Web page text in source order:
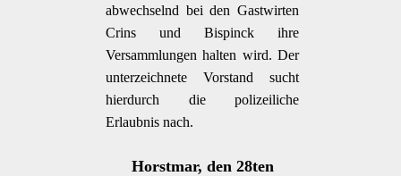
abwechselnd bei den Gastwirten
Crins und Bispinck ihre
Versammlungen halten wird. Der
unterzeichnete Vorstand sucht
hierdurch die polizeiliche
Erlaubnis nach.
Horstmar, den 28ten